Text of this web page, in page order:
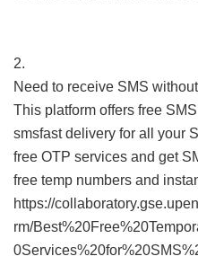
2.
Need to receive SMS
This platform offers free
smsfast delivery for all your
free OTP services and get
free temp numbers and
https://
rm/